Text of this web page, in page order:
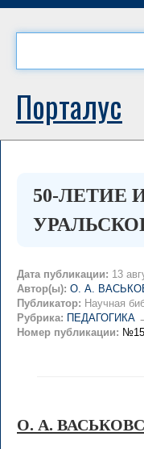
Порталус
50-ЛЕТИЕ
Дата публикации: 13
Автор(ы): О. А.
Публикатор: Научная
Рубрика: ПЕДАГОГИКА
Номер публикации:
О. А.